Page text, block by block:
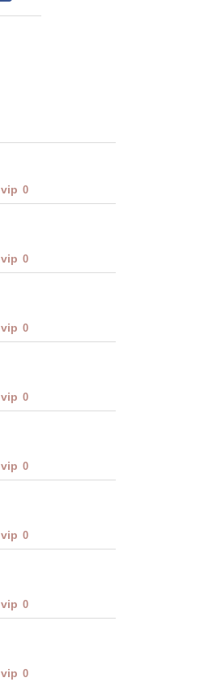
vip 0
vip 0
vip 0
vip 0
vip 0
vip 0
vip 0
vip 0